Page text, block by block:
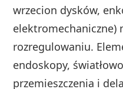
wrzecion dysków,
elektromechaniczne)
rozregulowaniu.
endoskopy,
przemieszczenia i